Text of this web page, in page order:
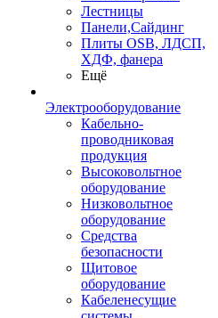
Лестницы
Панели,Сайдинг
Плиты OSB, ЛДСП,
ХДФ, фанера
Ещё
Электрооборудование
Кабельно-
проводниковая
продукция
Высоковольтное
оборудование
Низковольтное
оборудование
Средства
безопасности
Щитовое
оборудование
Кабеленесущие